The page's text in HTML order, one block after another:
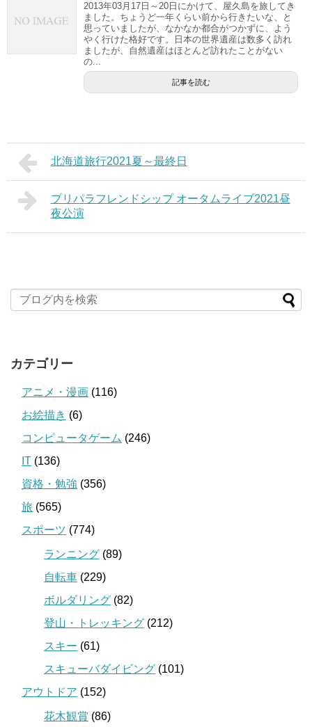
2013年03月17日～20日にかけて、屋久島を旅してき
ました。ちょうど一年くらい前から行きたいな、と
思っていましたが、なかなか都合がつかずに、よう
やく行けた格好です。日本の世界遺産は数多く訪れ
ましたが、自然遺産はほとんど訪れたことがない
の...
記事を読む
北海道旅行2021夏～最終日
プリパラフレンドシップ オータムライブ2021昼
夜公演
カテゴリー
アニメ・漫画 (116)
お絵描き (6)
コンピュータゲーム (246)
IT (136)
資格・勉強 (356)
旅 (565)
スポーツ (774)
ランニング (89)
自転車 (229)
ボルダリング (82)
登山・トレッキング (212)
スキー (61)
スキューバダイビング (101)
アウトドア (152)
花木観賞 (86)